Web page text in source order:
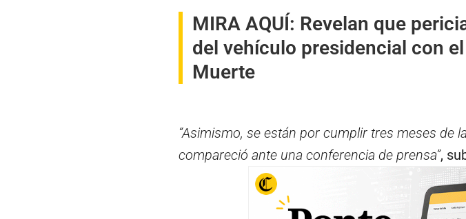
MIRA AQUÍ: Revelan que
del vehículo presidencial con
Muerte
“Asimismo, se están por cumplir tres meses de
compareció ante una conferencia de prensa”,